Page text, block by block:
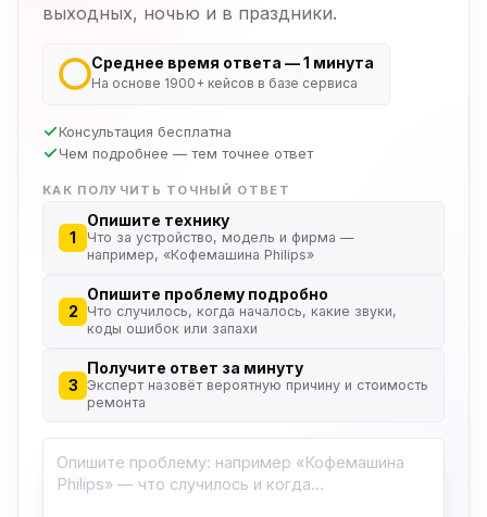
выходных, ночью и в праздники.
Среднее время ответа — 1 минута
На основе 1900+ кейсов в базе сервиса
Консультация бесплатна
Чем подробнее — тем точнее ответ
КАК ПОЛУЧИТЬ ТОЧНЫЙ ОТВЕТ
1
Опишите технику
Что за устройство, модель и фирма —
например, «Кофемашина Philips»
2
Опишите проблему подробно
Что случилось, когда началось, какие звуки,
коды ошибок или запахи
3
Получите ответ за минуту
Эксперт назовёт вероятную причину и стоимость
ремонта